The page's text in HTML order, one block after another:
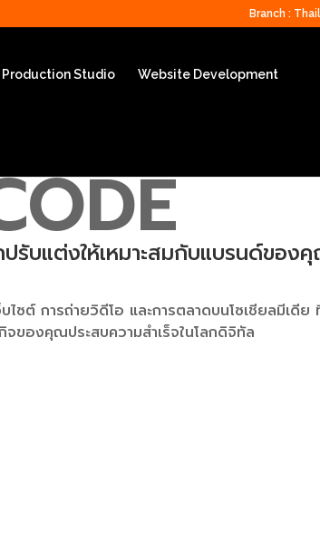
Branch :
Production Studio Website Development
รับแต่งให้เหมาะสมกับแบรนด์ของ
ต์ การถ่ายวิดีโอ และการตลาดบนโซเชียลมีเดีย
ของคุณประสบความสำเร็จในโลกดิจิทัล